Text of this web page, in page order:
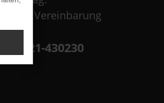
nach Vereinbarung
9421-430230